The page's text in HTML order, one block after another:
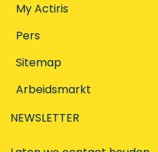
My Actiris
Pers
Sitemap
Arbeidsmarkt
NEWSLETTER